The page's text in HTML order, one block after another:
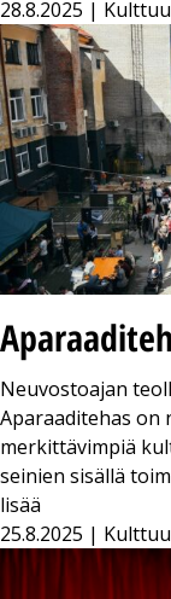
28.8.2025 |
Neuvostoajan
Aparaaditehas on
merkittävimpiä
seinien sisällä
lisää
25.8.2025 |